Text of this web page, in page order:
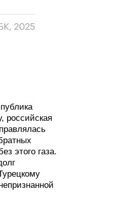
российская
этого газа.